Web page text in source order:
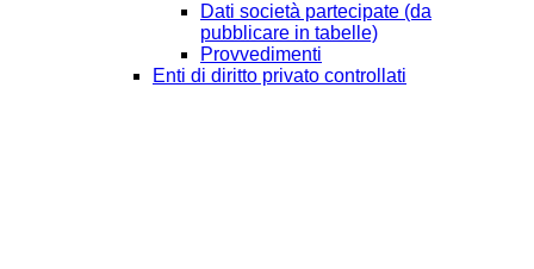
Dati società partecipate (da
pubblicare in tabelle)
Provvedimenti
Enti di diritto privato controllati